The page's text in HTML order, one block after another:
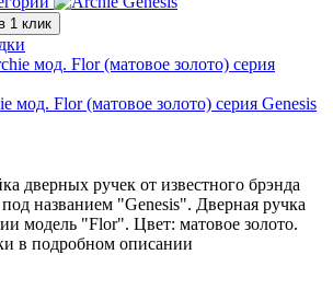
1 клик
мод. Flor (матовое золото) серия Genesis
дверных ручек от известного брэнда
названием "Genesis". Дверная ручка
модель "Flor". Цвет: матовое золото.
в подробном описании